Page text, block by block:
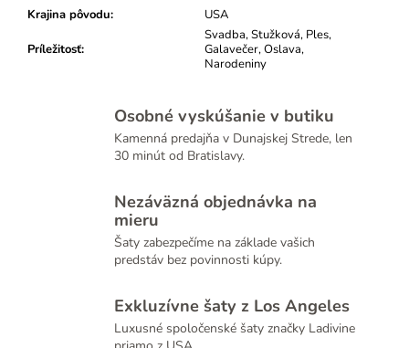
Krajina pôvodu: USA
Príležitosť:
Svadba, Stužková, Ples,
Galavečer, Oslava,
Narodeniny
Osobné vyskúšanie v butiku
Kamenná predajňa v Dunajskej Strede, len
30 minút od Bratislavy.
Nezáväzná objednávka na
mieru
Šaty zabezpečíme na základe vašich
predstáv bez povinnosti kúpy.
Exkluzívne šaty z Los Angeles
Luxusné spoločenské šaty značky Ladivine